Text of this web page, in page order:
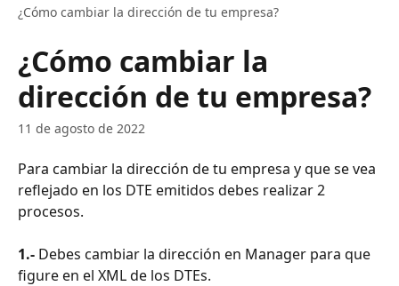
¿Cómo cambiar la dirección de tu empresa?
¿Cómo cambiar la
dirección de tu empresa?
11 de agosto de 2022
Para cambiar la dirección de tu empresa y que se vea
reflejado en los DTE emitidos debes realizar 2
procesos.
1.- Debes cambiar la dirección en Manager para que
figure en el XML de los DTEs.